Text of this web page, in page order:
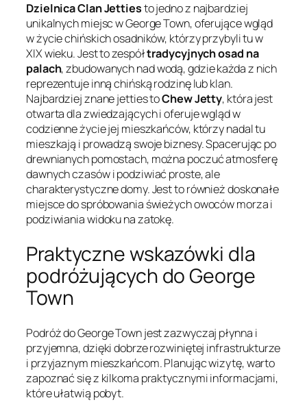
Dzielnica Clan Jettiesto jedno z najbardziej
unikalnych miejsc w George Town, oferujące wgląd
w życie chińskich osadników, którzy przybyli tu w
XIX wieku. Jest to zespółtradycyjnych osad na
palach, zbudowanych nad wodą, gdzie każda z nich
reprezentuje inną chińską rodzinę lub klan.
Najbardziej znane jetties toChew Jetty, która jest
otwarta dla zwiedzających i oferuje wgląd w
codzienne życie jej mieszkańców, którzy nadal tu
mieszkają i prowadzą swoje biznesy. Spacerując po
drewnianych pomostach, można poczuć atmosferę
dawnych czasów i podziwiać proste, ale
charakterystyczne domy. Jest to również doskonałe
miejsce do spróbowania świeżych owoców morza i
podziwiania widoku na zatokę.
Praktyczne wskazówki dla
podróżujących do George
Town
Podróż do George Town jest zazwyczaj płynna i
przyjemna, dzięki dobrze rozwiniętej infrastrukturze
i przyjaznym mieszkańcom. Planując wizytę, warto
zapoznać się z kilkoma praktycznymi informacjami,
które ułatwią pobyt.